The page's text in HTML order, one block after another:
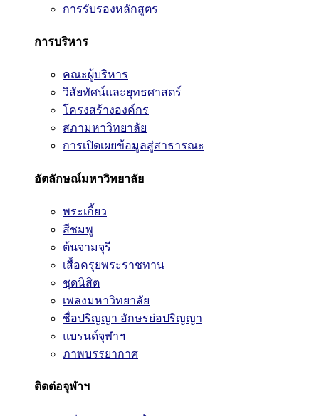
การรับรองหลักสูตร
การบริหาร
คณะผู้บริหาร
วิสัยทัศน์และยุทธศาสตร์
โครงสร้างองค์กร
สภามหาวิทยาลัย
การเปิดเผยข้อมูลสู่สาธารณะ
อัตลักษณ์มหาวิทยาลัย
พระเกี้ยว
สีชมพู
ต้นจามจุรี
เสื้อครุยพระราชทาน
ชุดนิสิต
เพลงมหาวิทยาลัย
ชื่อปริญญา อักษรย่อปริญญา
แบรนด์จุฬาฯ
ภาพบรรยากาศ
ติดต่อจุฬาฯ